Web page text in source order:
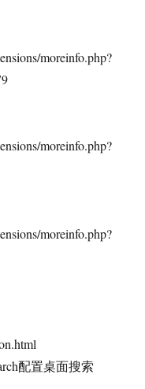
moreinfo.php?
moreinfo.php?
moreinfo.php?
配置桌面搜索